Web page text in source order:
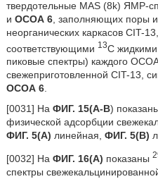
твердотельные MAS (8k) ЯМР-
и ОСОА 6, заполняющих поры и
неорганических каркасов CIT-
соответствующими 13C
пиковые спектры) каждого
свежеприготовленной CIT-13,
ОСОА 6.
[0031] На ФИГ. 15(A-B)
физической адсорбции
ФИГ. 5(A) линейная, ФИГ. 5(B)
[0032] На ФИГ. 16(A) показаны
спектры